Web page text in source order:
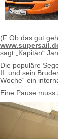
(F Ob das gut
sagt „Kapitän“
Die populäre
II. und sein
Woche“ ein
Eine Pause muss